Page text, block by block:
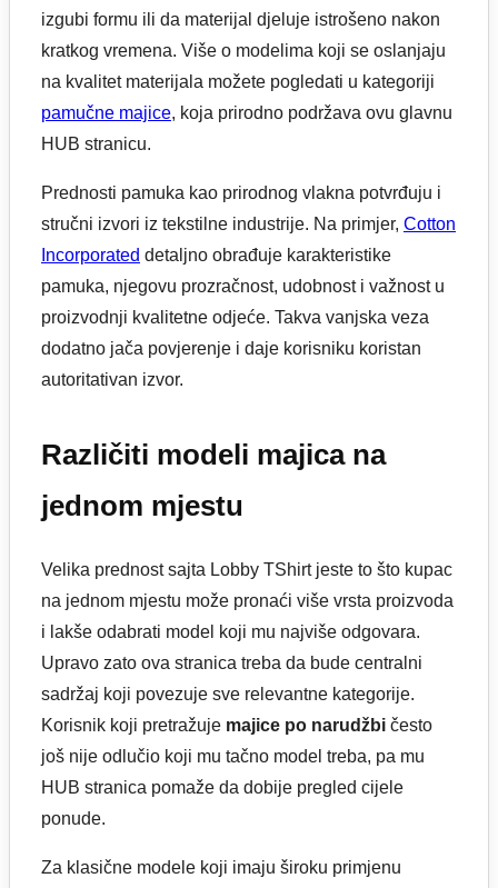
izgubi formu ili da materijal djeluje istrošeno nakon
kratkog vremena. Više o modelima koji se oslanjaju
na kvalitet materijala možete pogledati u kategoriji
pamučne majice, koja prirodno podržava ovu glavnu
HUB stranicu.
Prednosti pamuka kao prirodnog vlakna potvrđuju i
stručni izvori iz tekstilne industrije. Na primjer, Cotton
Incorporated detaljno obrađuje karakteristike
pamuka, njegovu prozračnost, udobnost i važnost u
proizvodnji kvalitetne odjeće. Takva vanjska veza
dodatno jača povjerenje i daje korisniku koristan
autoritativan izvor.
Različiti modeli majica na
jednom mjestu
Velika prednost sajta Lobby TShirt jeste to što kupac
na jednom mjestu može pronaći više vrsta proizvoda
i lakše odabrati model koji mu najviše odgovara.
Upravo zato ova stranica treba da bude centralni
sadržaj koji povezuje sve relevantne kategorije.
Korisnik koji pretražuje majice po narudžbi često
još nije odlučio koji mu tačno model treba, pa mu
HUB stranica pomaže da dobije pregled cijele
ponude.
Za klasične modele koji imaju široku primjenu